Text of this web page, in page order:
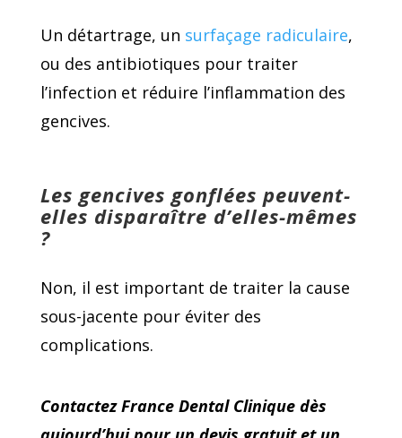
Un détartrage, un surfaçage radiculaire,
ou des antibiotiques pour traiter
l’infection et réduire l’inflammation des
gencives.
Les gencives gonflées peuvent-
elles disparaître d’elles-mêmes
?
Non, il est important de traiter la cause
sous-jacente pour éviter des
complications.
Contactez France Dental Clinique dès